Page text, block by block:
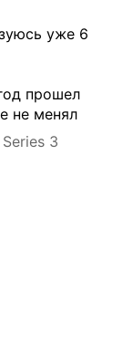
уже 6
прошел
не менял
3